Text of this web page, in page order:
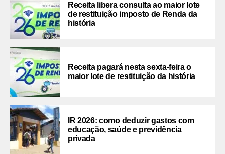
Receita libera consulta ao maior lote
de restituição imposto de Renda da
história
Receita pagará nesta sexta-feira o
maior lote de restituição da história
IR 2026: como deduzir gastos com
educação, saúde e previdência
privada